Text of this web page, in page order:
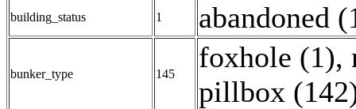
building_status 1 abandoned
bunker_type 145
foxhole (1),
pillbox